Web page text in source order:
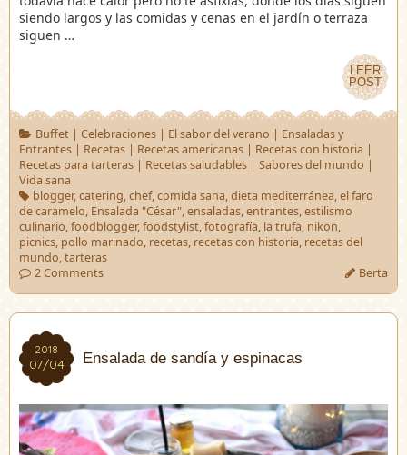
siendo largos y las comidas y cenas en el jardín o terraza
siguen …
LEER
POST
LEER
POST
Buffet| Celebraciones| El sabor del verano | Ensaladas y
Entrantes | Recetas | Recetas americanas | Recetas con historia |
Recetas para tarteras | Recetas saludables | Sabores del mundo |
Vida sana
blogger,catering,chef,comida sana,dieta mediterránea,el faro
de caramelo, Ensalada "César",ensaladas,entrantes,estilismo
culinario,foodblogger,foodstylist,fotografía, la trufa, nikon,
picnics, pollo marinado, recetas, recetas con historia, recetas del
mundo,tarteras
2 Comments
Berta
2018
07/04
2018
07/04 Ensalada de sandía y espinacas